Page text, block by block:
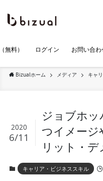
無料） ログイン お問い合わ
Bizualホーム メディア キャ
ジョブホ
つイメージ
リット・デ
2020
6/11
キャリア・ビジネススキル